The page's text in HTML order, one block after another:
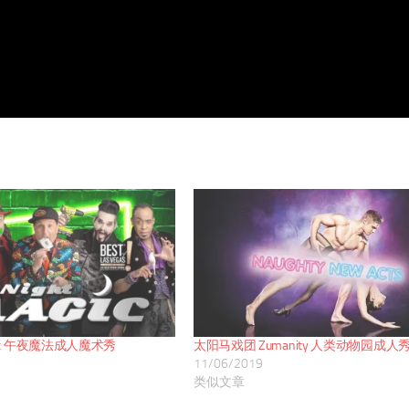
午夜魔法成人魔术秀
太阳马戏团 Zumanity 人类动物园成人
11/06/2019
类似文章